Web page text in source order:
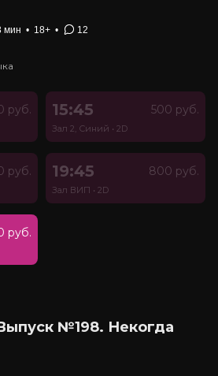
мин • 18+ • 12
руб. 15:45 500 руб.
Зал 2, Синий • 2D
руб. 19:45 800 руб.
Зал ВИП • 2D
руб.
№198. Некогда